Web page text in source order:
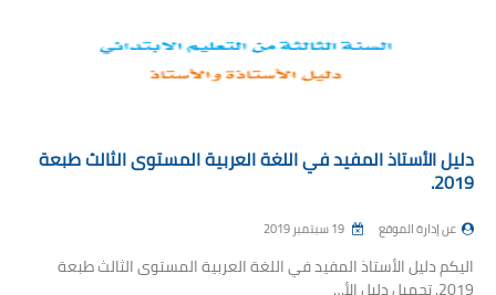
دليل الأستاذ المفيد في اللغة العربية المستوى الثالث طبعة
2019.
عن إدارة الموقع
اليكم دليل الأستاذ المفيد في اللغة العربية المستوى الثالث طبعة
2019. تحميل دليل الأ…